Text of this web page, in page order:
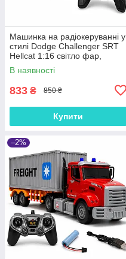
Машинка на радіокеруванні у
стилі Dodge Challenger SRT
Hellcat 1:16 світло фар,
акумулятор, USB, гумові
колеса, чорна
В наявності
833 ₴ 850 ₴
Купити
–2%